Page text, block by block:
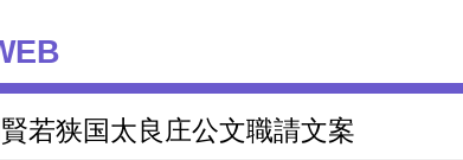
若狭国太良庄公文職請文案